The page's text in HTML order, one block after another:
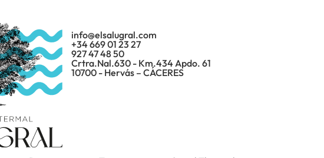
info@elsalugral.com
+34 669 01 23 27
927 47 48 50
Crtra.Nal.630 - Km.434 Apdo. 61
10700 - Hervás – CÁCERES